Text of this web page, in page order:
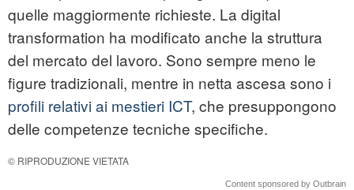
quelle maggiormente richieste. La digital
transformation ha modificato anche la struttura
del mercato del lavoro. Sono sempre meno le
figure tradizionali, mentre in netta ascesa sono i
profili relativi ai mestieri ICT, che presuppongono
delle competenze tecniche specifiche.
© RIPRODUZIONE VIETATA
Content sponsored by Outbrain